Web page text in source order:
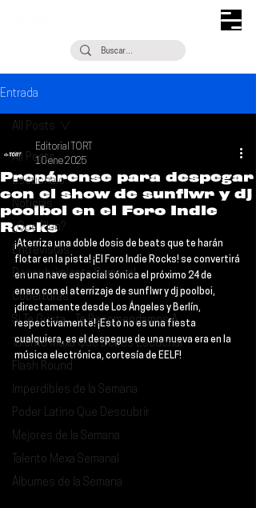
Entrada
All Posts
Escúchalo
Noticias
¿Qué Plan?
Entrevistas
Descubrimiento Semanal
Coberturas
Si Te Gusta... Te Recomendamos A...
Talento Mexa Que Debes Escuchar
Flash Round
Imperdibles de la Semana
Poder Latino Que Descubrir
Mejores de la Semana
Talento Mexa Semanal
Álbumes de la Semana
All Posts
Prepárense para despegar
con el show de sunflwr y dj
poolboi en el Foro Indie
Rocks
Editorial TORT
10 ene 2025
¡Aterriza una doble dosis de beats que te harán
flotar en la pista! ¡El Foro Indie Rocks! se convertirá
en una nave espacial sónica el próximo 24 de
enero con el aterrizaje de sunflwr y dj poolboi,
¡directamente desde Los Ángeles y Berlín,
respectivamente! ¡Esto no es una fiesta
cualquiera, es el despegue de una nueva era en la
música electrónica, cortesía de EELF!